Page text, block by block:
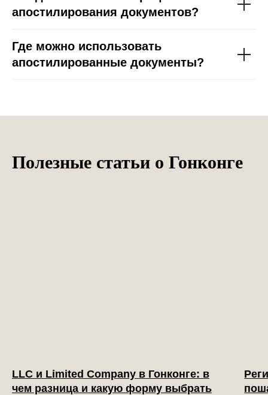
апостилирования документов?
Где можно использовать
апостилированные документы?
Полезные статьи о Гонконге
LLC и Limited Company в Гонконге: в
чем разница и какую форму выбрать